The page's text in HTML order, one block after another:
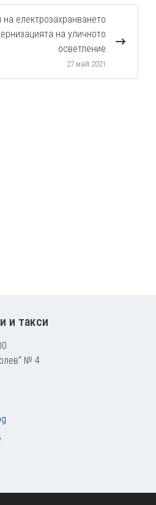
електрозахранването
на уличното
осветление
27 май 2021
и такси
№ 4